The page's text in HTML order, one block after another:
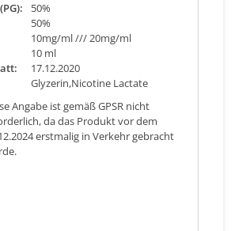
50%
50%
10mg/ml /// 20mg/ml
10 ml
17.12.2020
Glyzerin,Nicotine Lactate
Angabe ist gemäß GPSR nicht
da das Produkt vor dem
erstmalig in Verkehr gebracht